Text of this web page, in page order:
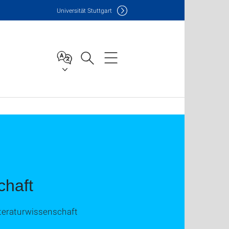
Universität Stuttgart